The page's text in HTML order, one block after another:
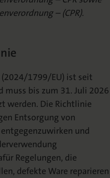
– (CPR).
1799/EU) ist seit
muss bis zum 31. Juli 2026
werden. Die Richtlinie
Entsorgung von
und
Regelungen, die
defekte Ware reparieren